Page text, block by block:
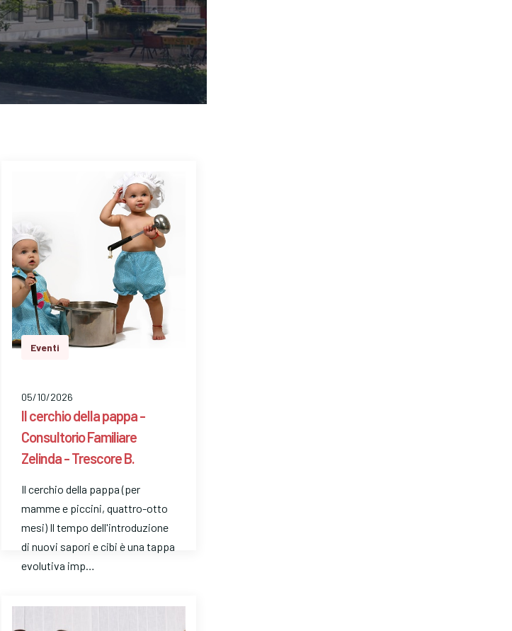
Eventi
05/10/2026
Il cerchio della pappa -
Consultorio Familiare
Zelinda - Trescore B.
Il cerchio della pappa (per
mamme e piccini, quattro-otto
mesi) Il tempo dell'introduzione
di nuovi sapori e cibi è una tappa
evolutiva imp…